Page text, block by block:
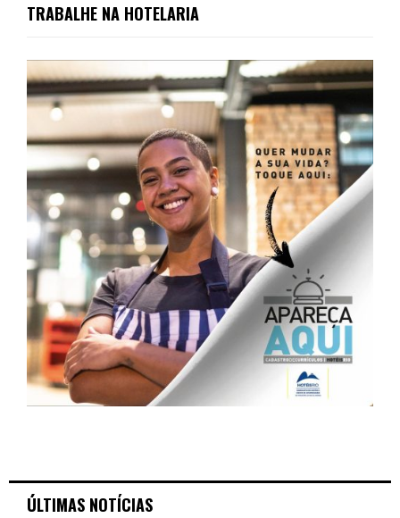
TRABALHE NA HOTELARIA
ÚLTIMAS NOTÍCIAS